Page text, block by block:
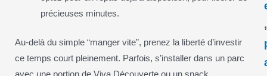
précieuses minutes.
Au-delà du simple “manger vite”, prenez la liberté d’investir
ce temps court pleinement. Parfois, s’installer dans un parc
,